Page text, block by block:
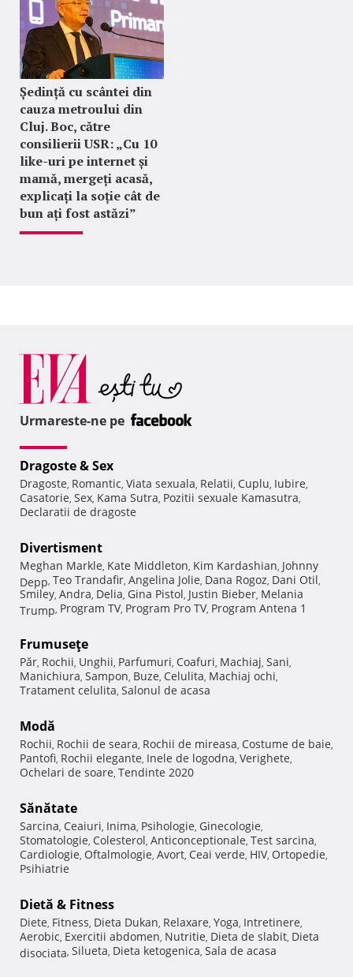
Ședință cu scântei din
cauza metroului din
Cluj. Boc, către
consilierii USR: „Cu 10
like-uri pe internet și
mamă, mergeți acasă,
explicați la soție cât de
bun ați fost astăzi”
Urmareste-ne pe
Dragoste & Sex
Dragoste, Romantic, Viata sexuala, Relatii, Cuplu, Iubire,
Casatorie, Sex, Kama Sutra, Pozitii sexuale Kamasutra,
Declaratii de dragoste
Divertisment
Meghan Markle, Kate Middleton, Kim Kardashian, Johnny
Depp, Teo Trandafir, Angelina Jolie, Dana Rogoz, Dani Otil,
Smiley, Andra, Delia, Gina Pistol, Justin Bieber, Melania
Trump, Program TV, Program Pro TV, Program Antena 1
Frumuseţe
Păr, Rochii, Unghii, Parfumuri, Coafuri, Machiaj, Sani,
Manichiura, Sampon, Buze, Celulita, Machiaj ochi,
Tratament celulita, Salonul de acasa
Modă
Rochii, Rochii de seara, Rochii de mireasa, Costume de baie,
Pantofi, Rochii elegante, Inele de logodna, Verighete,
Ochelari de soare, Tendinte 2020
Sănătate
Sarcina, Ceaiuri, Inima, Psihologie, Ginecologie,
Stomatologie, Colesterol, Anticonceptionale, Test sarcina,
Cardiologie, Oftalmologie, Avort, Ceai verde, HIV, Ortopedie,
Psihiatrie
Dietă & Fitness
Diete, Fitness, Dieta Dukan, Relaxare, Yoga, Intretinere,
Aerobic, Exercitii abdomen, Nutritie, Dieta de slabit, Dieta
disociata, Silueta, Dieta ketogenica, Sala de acasa